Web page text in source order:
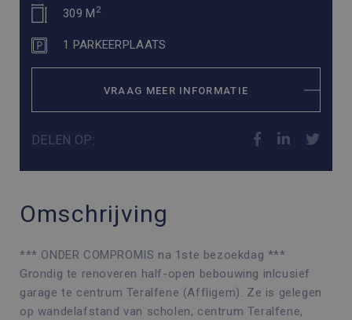
309 M 2
1 PARKEERPLAATS
VRAAG MEER INFORMATIE
DELEN OP:
Omschrijving
*** ONDER COMPROMIS na 1ste bezoekdag ***
Grondig te renoveren half-open bebouwing inlcusief
garage te centrum Teralfene (Affligem). Ze is gelegen
op wandelafstand van scholen, centrum Teralfene,